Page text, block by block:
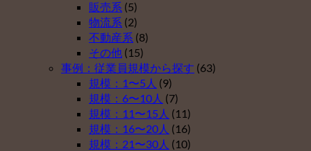
い
理
由
ベ
ス
ト
５
（そ
の
４）
入
し
な
い
理
由
ベ
ス
ト
年
金
を
導
入
し
な
い
理
販売系 (5)
物流系 (2)
不動産系 (8)
その他 (15)
事例：従業員規模から探す (63)
規模：1〜5人 (9)
規模：6〜10人 (7)
規模：11〜15人 (11)
規模：16〜20人 (16)
規模：21〜30人 (10)